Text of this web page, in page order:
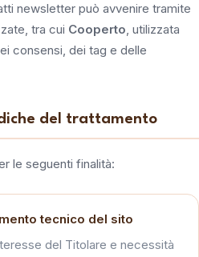
newsletter può avvenire tramite
tra cui Cooperto, utilizzata
consensi, dei tag e delle
del trattamento
le seguenti finalità:
tecnico del sito
del Titolare e necessità